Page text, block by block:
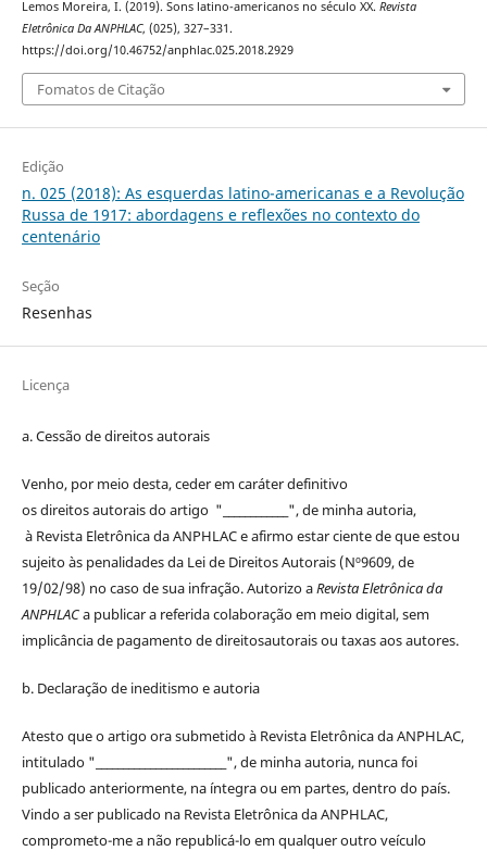
Lemos Moreira, I. (2019). Sons latino-americanos no século XX. Revista
Eletrônica Da ANPHLAC, (025), 327–331.
https://doi.org/10.46752/anphlac.025.2018.2929
Fomatos de Citação
Edição
n. 025 (2018): As esquerdas latino-americanas e a Revolução
Russa de 1917: abordagens e reflexões no contexto do
centenário
Seção
Resenhas
Licença
a. Cessão dedireitosautorais
Venho, por meio desta, ceder em caráter definitivo
osdireitosautoraisdo artigo "____________", de minha autoria,
à Revista Eletrônica da ANPHLACe afirmo estar ciente de que estou
sujeito às penalidades da Lei de DireitosAutorais(Nº9609, de
19/02/98) no caso de sua infração. Autorizo aRevista Eletrônica da
ANPHLACa publicar a referida colaboração em meio digital, sem
implicância de pagamento dedireitosautoraisou taxas aos autores.
b. Declaração de ineditismo e autoria
Atesto que o artigo ora submetido à Revista Eletrônica da ANPHLAC,
intitulado "________________________", de minha autoria, nunca foi
publicado anteriormente, na íntegra ou em partes, dentrodo país.
Vindo a ser publicado na Revista Eletrônica da ANPHLAC,
comprometo-me a não republicá-lo em qualquer outro veículo